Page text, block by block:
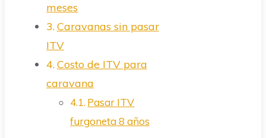
meses
Caravanas sin pasar
ITV
Costo de ITV para
caravana
Pasar ITV
furgoneta 8 años